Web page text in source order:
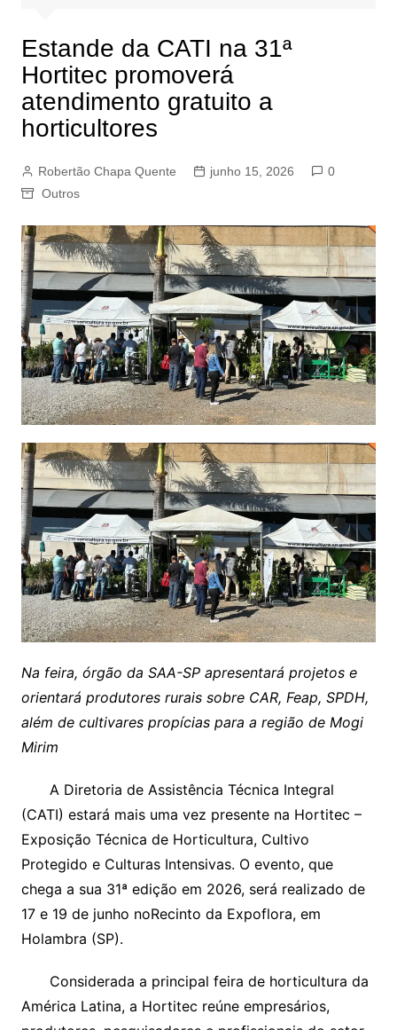
Estande da CATI na 31ª
Hortitec promoverá
atendimento gratuito a
horticultores
Robertão Chapa Quente junho 15, 2026
0
Outros
Na feira, órgão da SAA-SP apresentará projetos e
orientará produtores rurais sobre CAR, Feap, SPDH,
além de cultivares propícias para a região de Mogi
Mirim
A Diretoria de Assistência Técnica Integral
(CATI) estará mais uma vez presente na Hortitec –
Exposição Técnica de Horticultura, Cultivo
Protegido e Culturas Intensivas. O evento, que
chega a sua 31ª edição em 2026, será realizado de
17 e 19 de junho noRecinto da Expoflora, em
Holambra (SP).
Considerada a principal feira de horticultura da
América Latina, a Hortitec reúne empresários,